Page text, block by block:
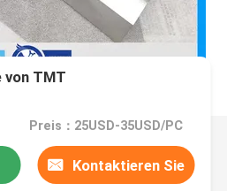
von TMT
Preis：25USD-35USD/PC
Kontaktieren Sie